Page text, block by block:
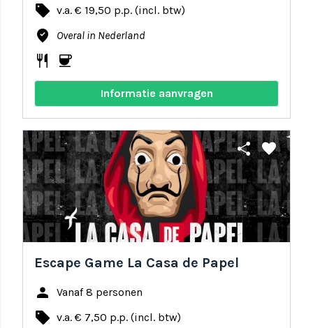
local_offer v.a. € 19,50 p.p. (incl. btw)
where_to_vote Overal in Nederland
restaurant coffee
Informatie aanvragen
share favorite
Escape Game La Casa de Papel
person Vanaf 8 personen
local_offer v.a. € 7,50 p.p. (incl. btw)